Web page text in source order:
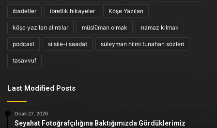
ibadetler ibretlik hikayeler Köşe Yazıları
köşe yazıları alıntılar müslüman olmak namaz kılmak
podcast silsile-i saadat süleyman hilmi tunahan sözleri
tasavvuf
Last Modified Posts
Ocak 27, 2026
Seyahat Fotoğrafçılığına Baktığımızda Gördüklerimiz